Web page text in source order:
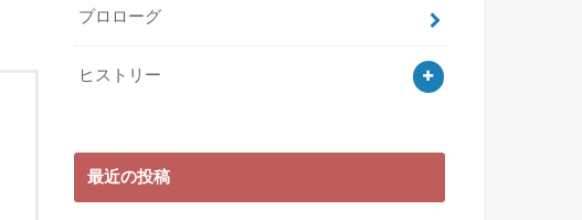
プロローグ
ヒストリー
最近の投稿